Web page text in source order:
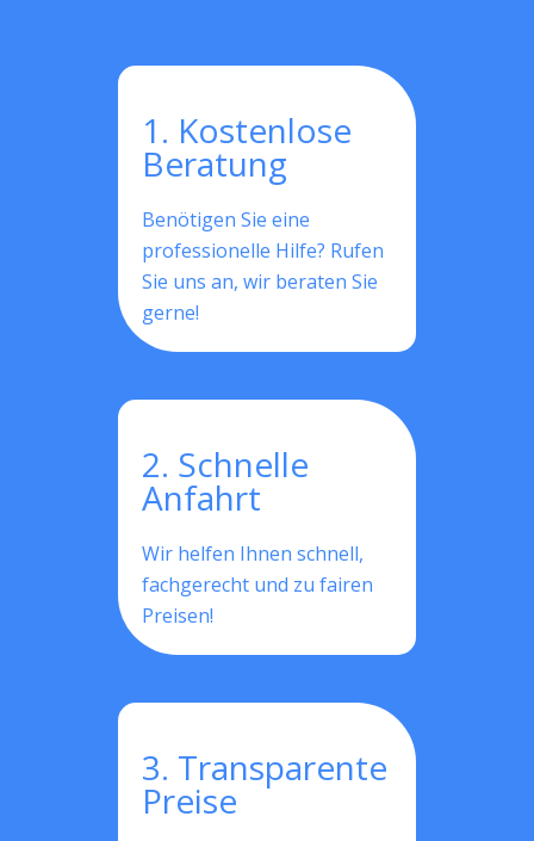
1. Kostenlose
Beratung
Benötigen Sie eine
professionelle Hilfe? Rufen
Sie uns an, wir beraten Sie
gerne!
2. Schnelle
Anfahrt
Wir helfen Ihnen schnell,
fachgerecht und zu fairen
Preisen!
3. Transparente
Preise